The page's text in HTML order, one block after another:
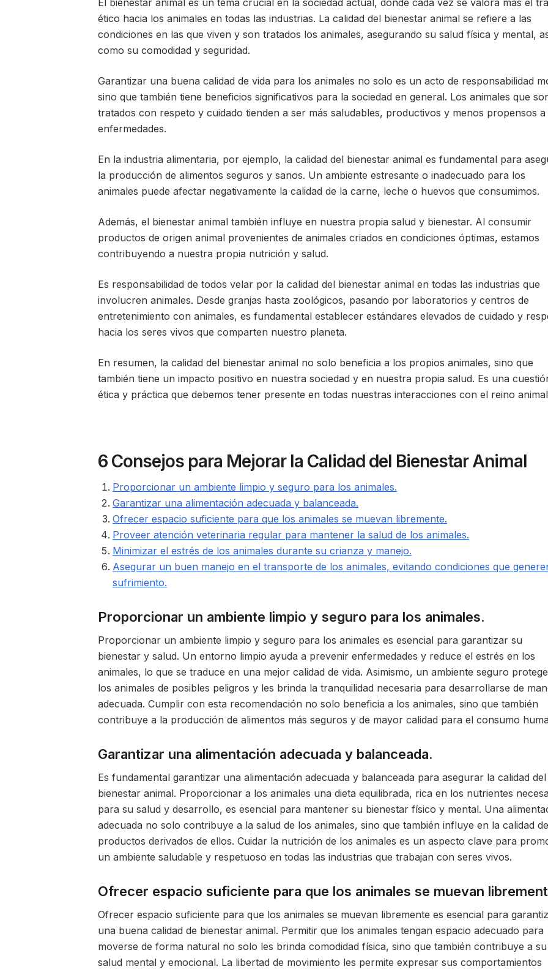
El bienestar animal es un tema crucial en la sociedad actual, donde cada vez se valora más el
ético hacia los animales en todas las industrias. La calidad del bienestar animal se refiere a las
condiciones en las que viven y son tratados los animales, asegurando su salud física y mental,
como su comodidad y seguridad.
Garantizar una buena calidad de vida para los animales no solo es un acto de responsabilidad
sino que también tiene beneficios significativos para la sociedad en general. Los animales que
tratados con respeto y cuidado tienden a ser más saludables, productivos y menos propensos a
enfermedades.
En la industria alimentaria, por ejemplo, la calidad del bienestar animal es fundamental para
la producción de alimentos seguros y sanos. Un ambiente estresante o inadecuado para los
animales puede afectar negativamente la calidad de la carne, leche o huevos que consumimos.
Además, el bienestar animal también influye en nuestra propia salud y bienestar. Al consumir
productos de origen animal provenientes de animales criados en condiciones óptimas, estamos
contribuyendo a nuestra propia nutrición y salud.
Es responsabilidad de todos velar por la calidad del bienestar animal en todas las industrias que
involucren animales. Desde granjas hasta zoológicos, pasando por laboratorios y centros de
entretenimiento con animales, es fundamental establecer estándares elevados de cuidado y
hacia los seres vivos que comparten nuestro planeta.
En resumen, la calidad del bienestar animal no solo beneficia a los propios animales, sino que
también tiene un impacto positivo en nuestra sociedad y en nuestra propia salud. Es una
ética y práctica que debemos tener presente en todas nuestras interacciones con el reino
6 Consejos para Mejorar la Calidad del Bienestar Animal
Proporcionar un ambiente limpio y seguro para los animales.
Garantizar una alimentación adecuada y balanceada.
Ofrecer espacio suficiente para que los animales se muevan libremente.
Proveer atención veterinaria regular para mantener la salud de los animales.
Minimizar el estrés de los animales durante su crianza y manejo.
Asegurar un buen manejo en el transporte de los animales, evitando condiciones que
sufrimiento.
Proporcionar un ambiente limpio y seguro para los animales.
Proporcionar un ambiente limpio y seguro para los animales es esencial para garantizar su
bienestar y salud. Un entorno limpio ayuda a prevenir enfermedades y reduce el estrés en los
animales, lo que se traduce en una mejor calidad de vida. Asimismo, un ambiente seguro
los animales de posibles peligros y les brinda la tranquilidad necesaria para desarrollarse de
adecuada. Cumplir con esta recomendación no solo beneficia a los animales, sino que también
contribuye a la producción de alimentos más seguros y de mayor calidad para el consumo
Garantizar una alimentación adecuada y balanceada.
Es fundamental garantizar una alimentación adecuada y balanceada para asegurar la calidad del
bienestar animal. Proporcionar a los animales una dieta equilibrada, rica en los nutrientes
para su salud y desarrollo, es esencial para mantener su bienestar físico y mental. Una
adecuada no solo contribuye a la salud de los animales, sino que también influye en la calidad
productos derivados de ellos. Cuidar la nutrición de los animales es un aspecto clave para
un ambiente saludable y respetuoso en todas las industrias que trabajan con seres vivos.
Ofrecer espacio suficiente para que los animales se muevan
Ofrecer espacio suficiente para que los animales se muevan libremente es esencial para
una buena calidad de bienestar animal. Permitir que los animales tengan espacio adecuado para
moverse de forma natural no solo les brinda comodidad física, sino que también contribuye a su
salud mental y emocional. La libertad de movimiento les permite expresar sus comportamientos